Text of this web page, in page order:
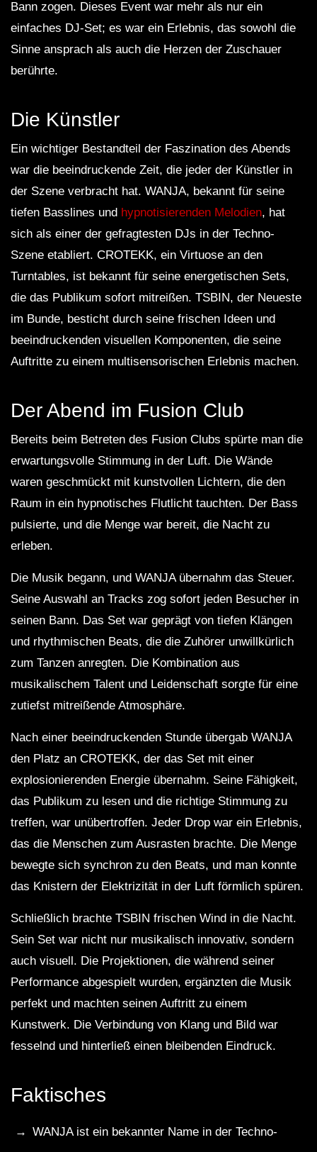
Bann zogen. Dieses Event war mehr als nur ein
einfaches DJ-Set; es war ein Erlebnis, das sowohl die
Sinne ansprach als auch die Herzen der Zuschauer
berührte.
Die Künstler
Ein wichtiger Bestandteil der Faszination des Abends
war die beeindruckende Zeit, die jeder der Künstler in
der Szene verbracht hat. WANJA, bekannt für seine
tiefen Basslines und hypnotisierenden Melodien, hat
sich als einer der gefragtesten DJs in der Techno-
Szene etabliert. CROTEKK, ein Virtuose an den
Turntables, ist bekannt für seine energetischen Sets,
die das Publikum sofort mitreißen. TSBIN, der Neueste
im Bunde, besticht durch seine frischen Ideen und
beeindruckenden visuellen Komponenten, die seine
Auftritte zu einem multisensorischen Erlebnis machen.
Der Abend im Fusion Club
Bereits beim Betreten des Fusion Clubs spürte man die
erwartungsvolle Stimmung in der Luft. Die Wände
waren geschmückt mit kunstvollen Lichtern, die den
Raum in ein hypnotisches Flutlicht tauchten. Der Bass
pulsierte, und die Menge war bereit, die Nacht zu
erleben.
Die Musik begann, und WANJA übernahm das Steuer.
Seine Auswahl an Tracks zog sofort jeden Besucher in
seinen Bann. Das Set war geprägt von tiefen Klängen
und rhythmischen Beats, die die Zuhörer unwillkürlich
zum Tanzen anregten. Die Kombination aus
musikalischem Talent und Leidenschaft sorgte für eine
zutiefst mitreißende Atmosphäre.
Nach einer beeindruckenden Stunde übergab WANJA
den Platz an CROTEKK, der das Set mit einer
explosionierenden Energie übernahm. Seine Fähigkeit,
das Publikum zu lesen und die richtige Stimmung zu
treffen, war unübertroffen. Jeder Drop war ein Erlebnis,
das die Menschen zum Ausrasten brachte. Die Menge
bewegte sich synchron zu den Beats, und man konnte
das Knistern der Elektrizität in der Luft förmlich spüren.
Schließlich brachte TSBIN frischen Wind in die Nacht.
Sein Set war nicht nur musikalisch innovativ, sondern
auch visuell. Die Projektionen, die während seiner
Performance abgespielt wurden, ergänzten die Musik
perfekt und machten seinen Auftritt zu einem
Kunstwerk. Die Verbindung von Klang und Bild war
fesselnd und hinterließ einen bleibenden Eindruck.
Faktisches
WANJA ist ein bekannter Name in der Techno-